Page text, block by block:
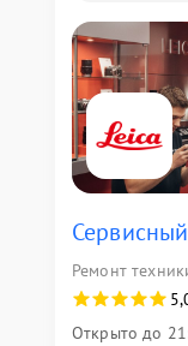
Ремонт
Открыто до